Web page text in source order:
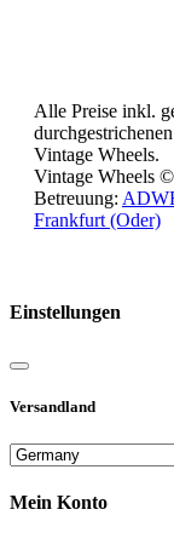
Alle Preise inkl.
Vintage Wheels.
Vintage Wheels
Betreuung:
Frankfurt (Oder)
Einstellungen
Versandland
Mein Konto